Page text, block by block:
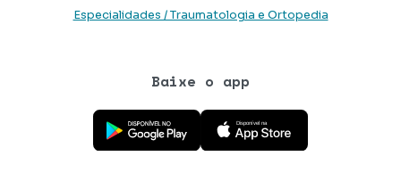
Especialidades / Traumatologia e Ortopedia
Baixe o app
Baixe o aplicativo na Google Play Store
Baixe o aplicativo na App Store